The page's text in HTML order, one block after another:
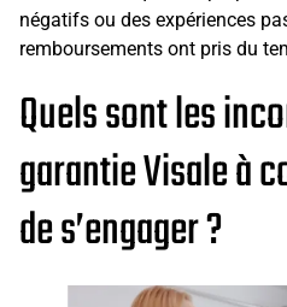
négatifs ou des expériences
remboursements ont pris du
Quels sont les
garantie Visale à
de s’engager ?